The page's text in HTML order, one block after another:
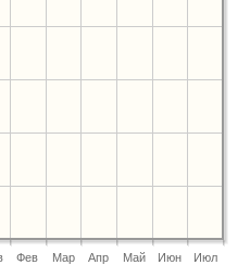
Фев Мар Апр Май Июн Июл